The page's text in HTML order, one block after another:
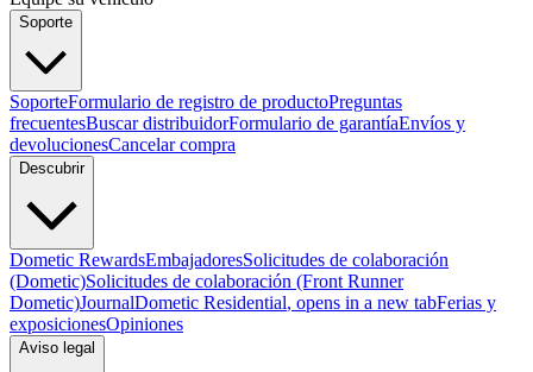
Soporte
SoporteFormulario de registro de productoPreguntas
frecuentesBuscar distribuidorFormulario de garantíaEnvíos y
devolucionesCancelar compra
Descubrir
Dometic RewardsEmbajadoresSolicitudes de colaboración
(Dometic)Solicitudes de colaboración (Front Runner
Dometic)JournalDometic Residential, opens in a new tabFerias y
exposicionesOpiniones
Aviso legal